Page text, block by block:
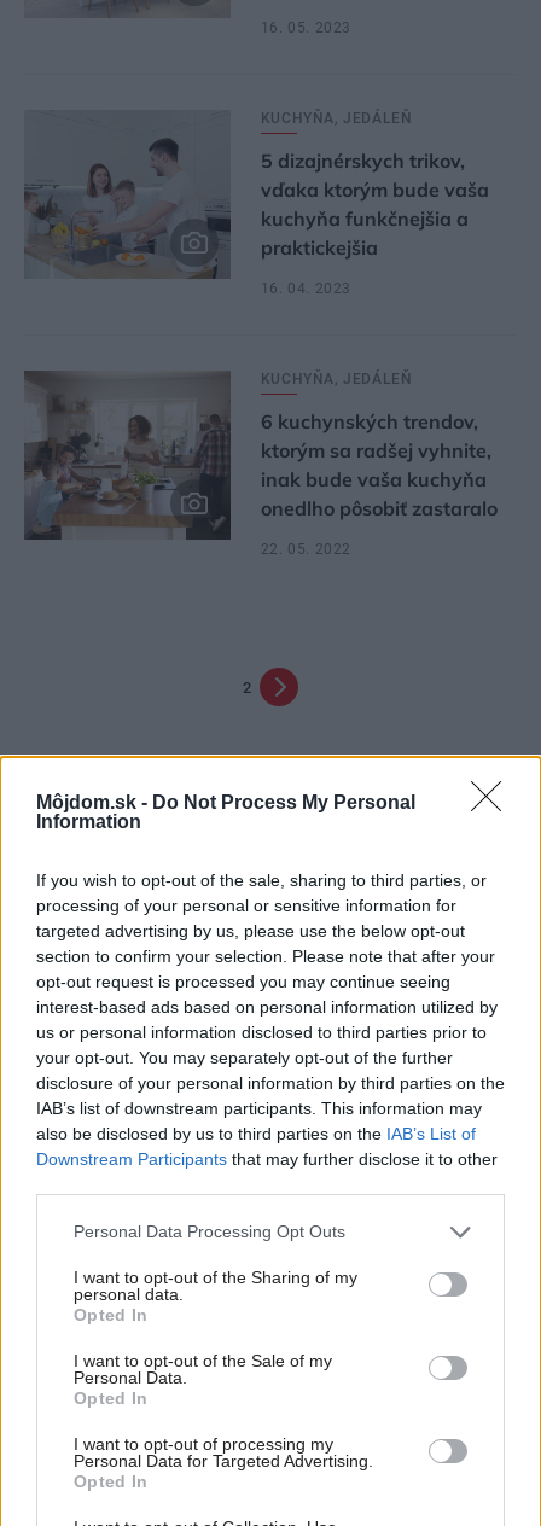
Môjdom.sk - Do Not Process My Personal
Information
If you wish to opt-out of the sale, sharing to third parties, or
processing of your personal or sensitive information for
targeted advertising by us, please use the below opt-out
section to confirm your selection. Please note that after your
opt-out request is processed you may continue seeing
interest-based ads based on personal information utilized by
us or personal information disclosed to third parties prior to
your opt-out. You may separately opt-out of the further
disclosure of your personal information by third parties on the
IAB’s list of downstream participants. This information may
also be disclosed by us to third parties on the IAB’s List of
Downstream Participants that may further disclose it to other
Please note that this website/app uses one or more Google
not limited to your visit or usage behaviour. You may click to
grant or deny consent to Google and its third-party tags to
use your data for below specified purposes in below Google
consent section.
Personal Data Processing Opt Outs
I want to opt-out of the Sharing of my
personal data.
Opted In
I want to opt-out of the Sale of my
Personal Data.
Opted In
I want to opt-out of processing my
Personal Data for Targeted Advertising.
Opted In
16. 05. 2023
KUCHYŇA, JEDÁLEŇ
5 dizajnérskych trikov,
vďaka ktorým bude vaša
kuchyňa funkčnejšia a
praktickejšia
16. 04. 2023
KUCHYŇA, JEDÁLEŇ
6 kuchynských trendov,
ktorým sa radšej vyhnite,
inak bude vaša kuchyňa
onedlho pôsobiť zastaralo
22. 05. 2022
2
Najčítanejšie Za týždeň Za mesiac
Deti odrástli, rodičia majú bývanie presne podľa
seba. V novom dome je všetko pre ich život i
návštevy vnúčat
K bytu ladili aj škáry v obklade. Majitelia zbúrali
stereotyp, bývanie vyzerá ako z filmov svojského
režiséra
Kedysi boli veľkým trendom, dnes sa im radšej
vyhnite. Týchto 7 vecí robí vašu obývačku
V dome v lese vyriešili známy problém. Dvaja
majitelia v ňom majú dosť súkromia aj miesto pre
Pridajte túto surovinu do prania, obliečky budú
hladšie a pevnejšie. Starý trik z hotelov poznali už
naše babičky
Inšpirácie